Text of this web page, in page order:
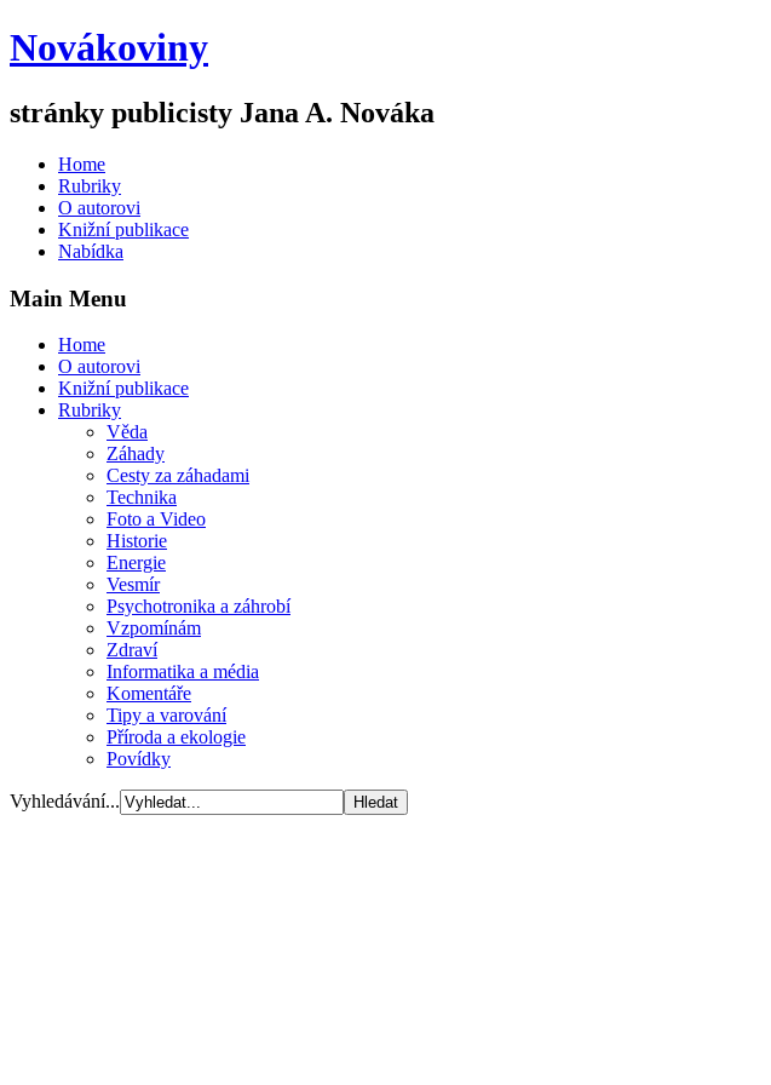
Novákoviny
stránky publicisty Jana A. Nováka
Home
Rubriky
O autorovi
Knižní publikace
Nabídka
Main Menu
Home
O autorovi
Knižní publikace
Rubriky
Věda
Záhady
Cesty za záhadami
Technika
Foto a Video
Historie
Energie
Vesmír
Psychotronika a záhrobí
Vzpomínám
Zdraví
Informatika a média
Komentáře
Tipy a varování
Příroda a ekologie
Povídky
Vyhledávání...